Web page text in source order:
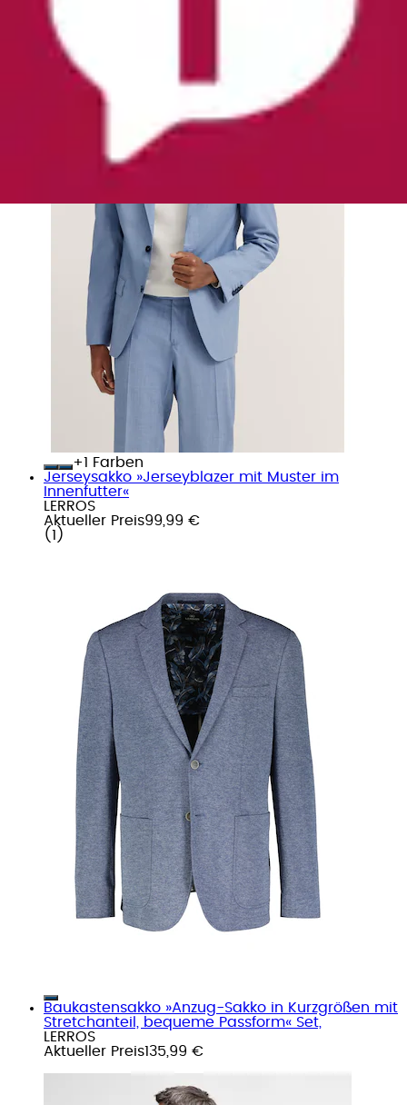
+
Farben
Jerseysakko »Jerseyblazer mit Muster im
Innenfutter«
LERROS
Aktueller Preis99,99 €
( 1 )
Baukastensakko »Anzug-Sakko in Kurzgrößen mit
Stretchanteil, bequeme Passform« Set,
LERROS
Aktueller Preis135,99 €